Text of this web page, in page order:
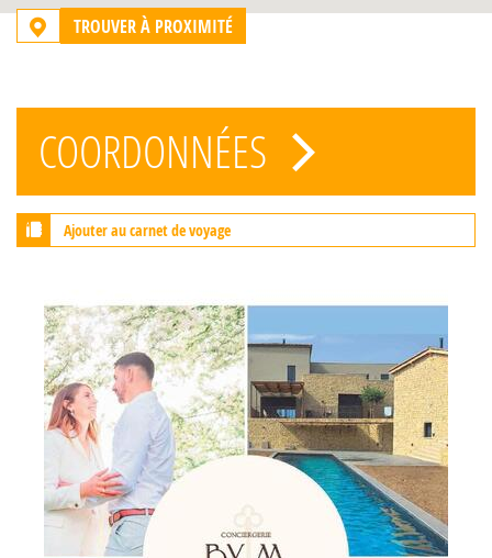
TROUVER À PROXIMITÉ
COORDONNÉES
Ajouter au carnet de voyage